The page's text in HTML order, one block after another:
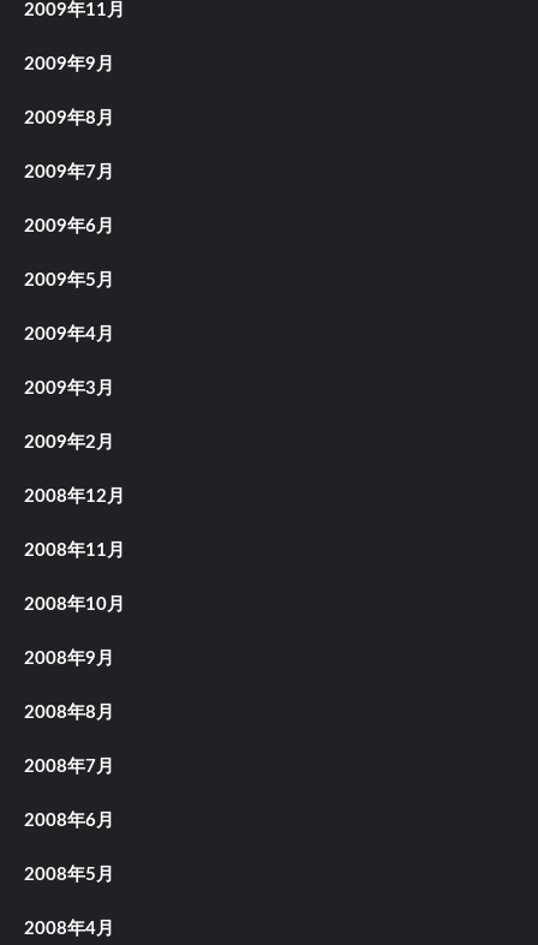
2009年11月
2009年9月
2009年8月
2009年7月
2009年6月
2009年5月
2009年4月
2009年3月
2009年2月
2008年12月
2008年11月
2008年10月
2008年9月
2008年8月
2008年7月
2008年6月
2008年5月
2008年4月